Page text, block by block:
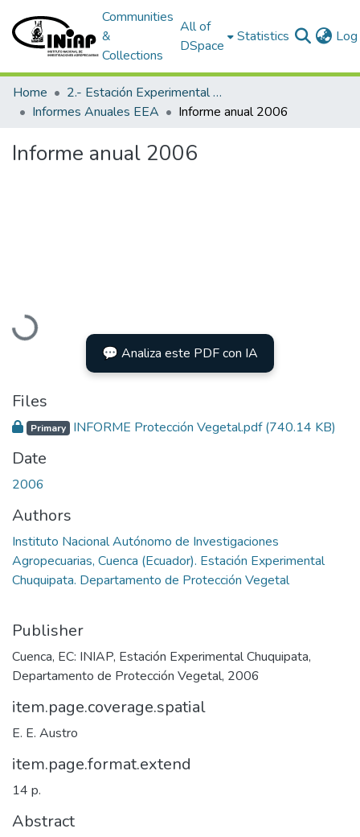
Communities
&
Collections
All of
DSpace
Statistics
Home
2.- Estación Experimental Austro
Informes Anuales EEA
Informe anual 2006
Informe anual 2006
Loading...
💬 Analiza este PDF con IA
Files
Primary INFORME Protección Vegetal.pdf(740.14 KB)
Date
2006
Authors
Instituto Nacional Autónomo de Investigaciones
Agropecuarias, Cuenca (Ecuador). Estación Experimental
Chuquipata. Departamento de Protección Vegetal
Publisher
Cuenca, EC: INIAP, Estación Experimental Chuquipata,
Departamento de Protección Vegetal, 2006
item.page.coverage.spatial
E. E. Austro
item.page.format.extend
14 p.
Abstract